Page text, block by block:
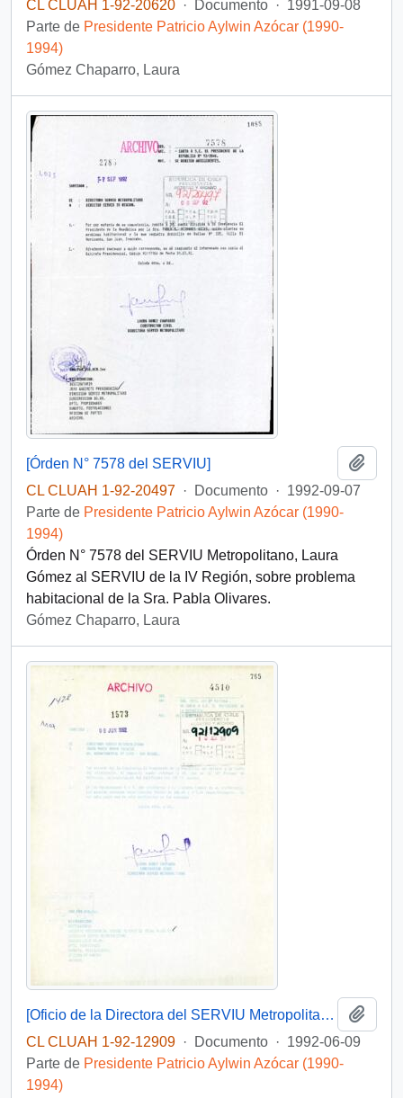
CL CLUAH 1-92-20620 · Documento · 1991-09-08
Parte de Presidente Patricio Aylwin Azócar (1990-
1994)
Gómez Chaparro, Laura
[Órden N° 7578 del SERVIU]
CL CLUAH 1-92-20497 · Documento · 1992-09-07
Parte de Presidente Patricio Aylwin Azócar (1990-
1994)
Órden N° 7578 del SERVIU Metropolitano, Laura
Gómez al SERVIU de la IV Región, sobre problema
habitacional de la Sra. Pabla Olivares.
Gómez Chaparro, Laura
[Oficio de la Directora del SERVIU Metropolitano ante solicitud de particular]
CL CLUAH 1-92-12909 · Documento · 1992-06-09
Parte de Presidente Patricio Aylwin Azócar (1990-
1994)